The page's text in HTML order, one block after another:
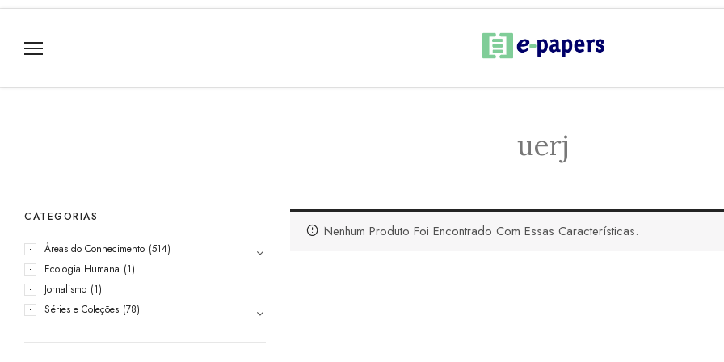
uerj
CATEGORIAS
Áreas do Conhecimento (514)
Ecologia Humana (1)
Jornalismo (1)
Séries e Coleções (78)
Nenhum Produto Foi Encontrado Com Essas Características.